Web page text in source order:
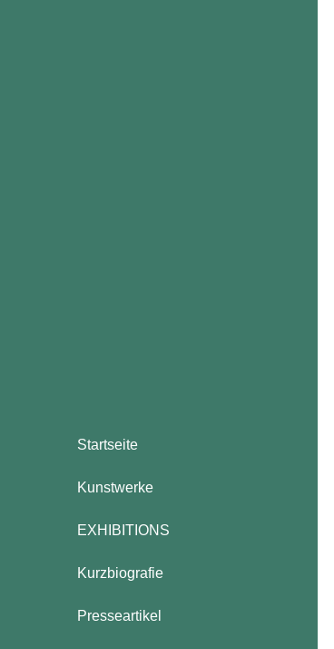
Startseite
Kunstwerke
EXHIBITIONS
Kurzbiografie
Presseartikel